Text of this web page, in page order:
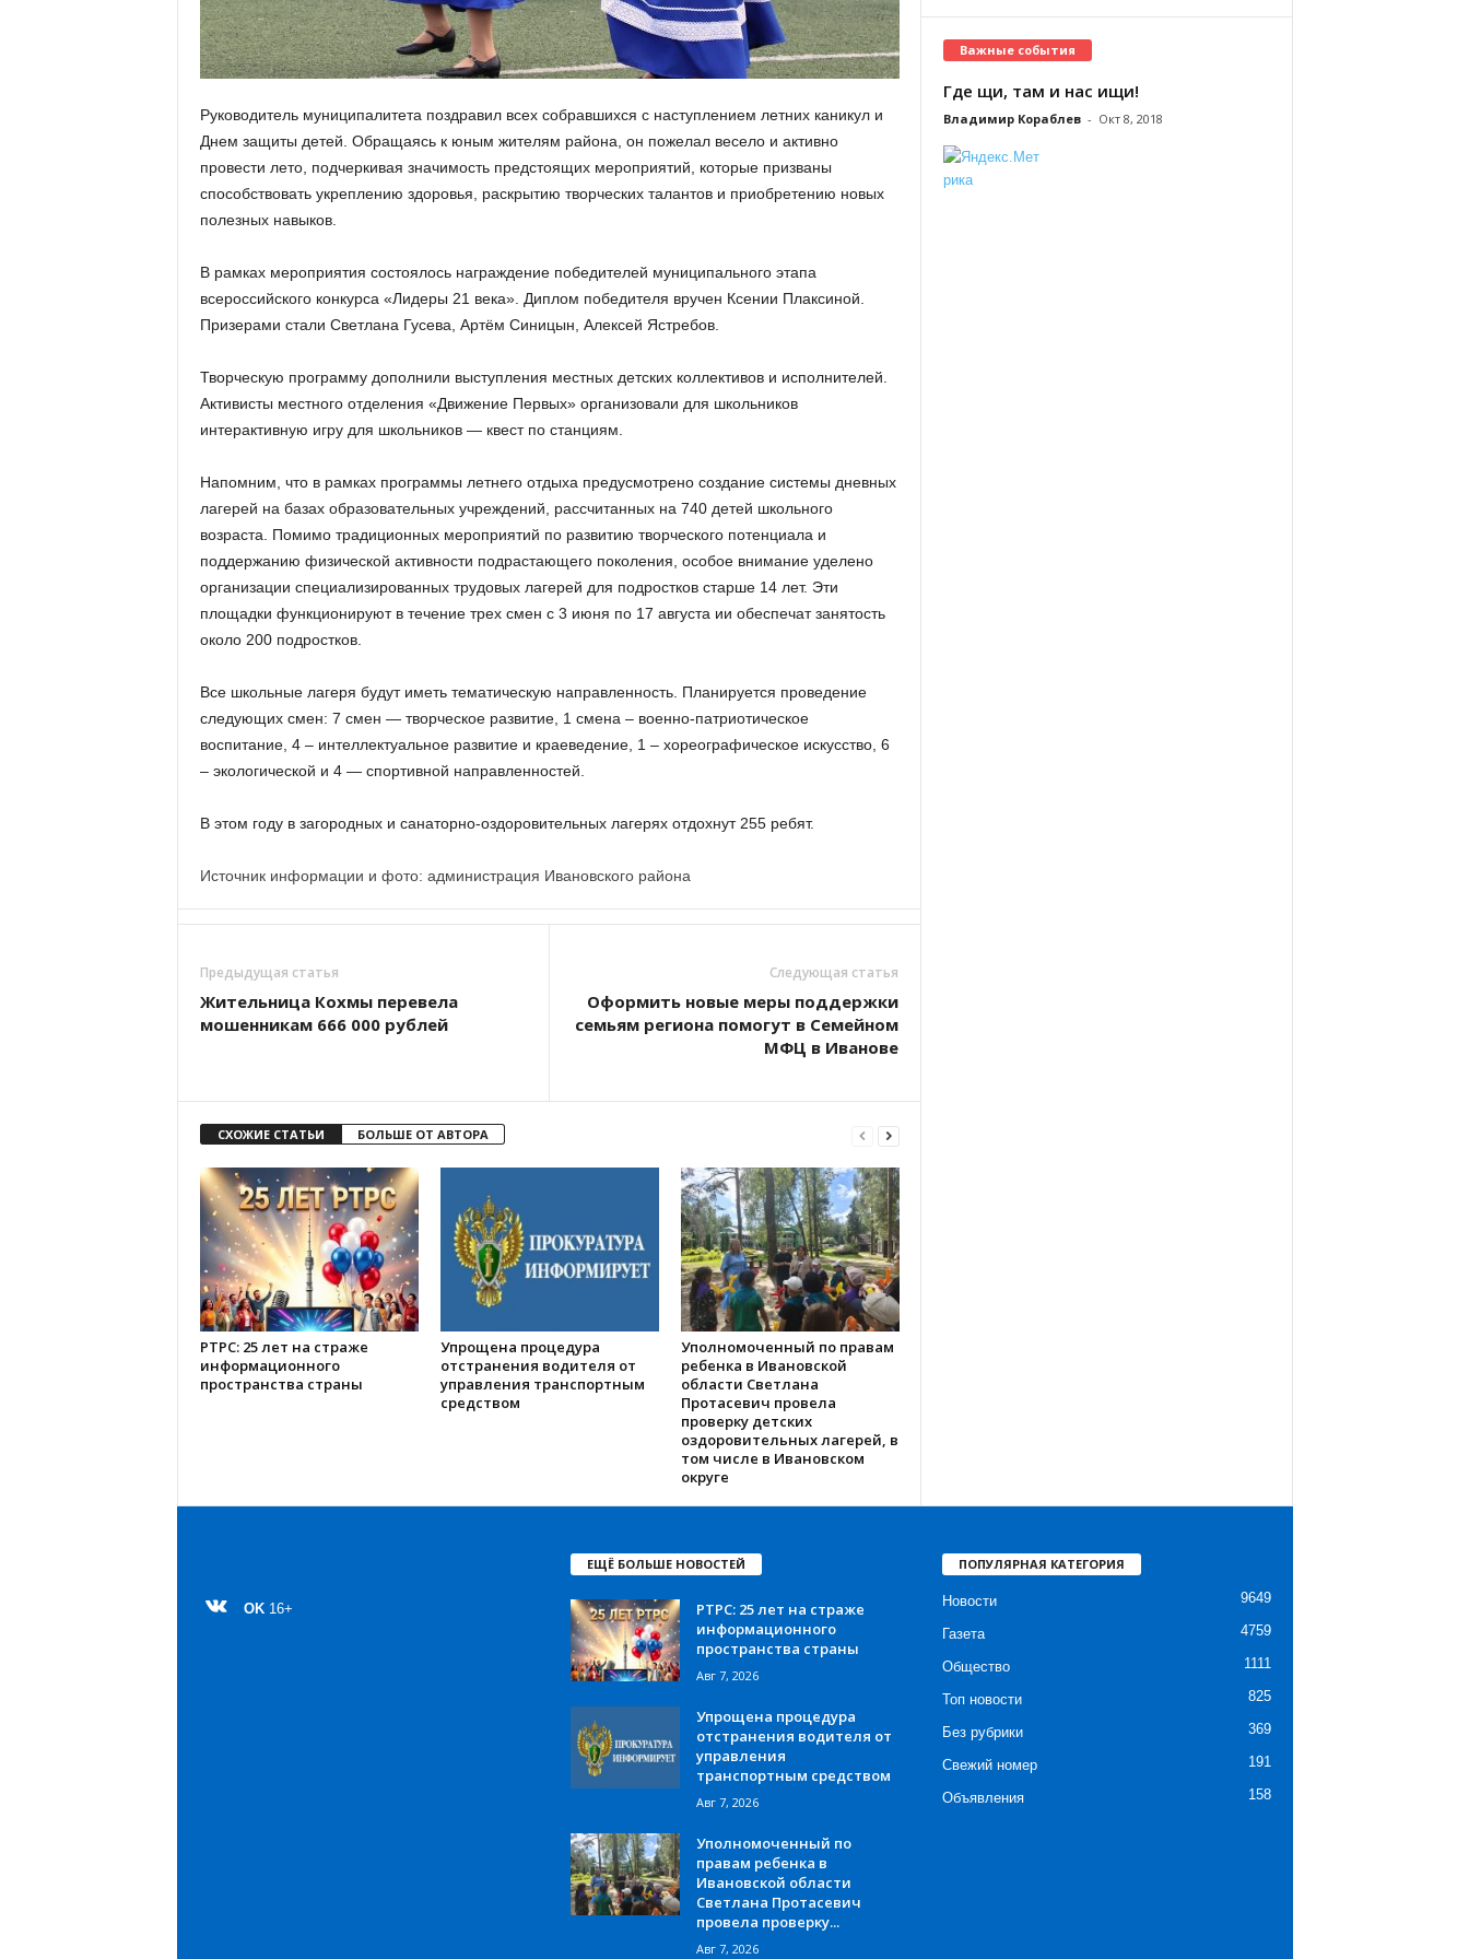
Руководитель муниципалитета поздравил всех собравшихся с наступлением летних каникул и
Днем защиты детей. Обращаясь к юным жителям района, он пожелал весело и активно
провести лето, подчеркивая значимость предстоящих мероприятий, которые призваны
способствовать укреплению здоровья, раскрытию творческих талантов и приобретению новых
полезных навыков.
В рамках мероприятия состоялось награждение победителей муниципального этапа
всероссийского конкурса «Лидеры 21 века». Диплом победителя вручен Ксении Плаксиной.
Призерами стали Светлана Гусева, Артём Синицын, Алексей Ястребов.
Творческую программу дополнили выступления местных детских коллективов и исполнителей.
Активисты местного отделения «Движение Первых» организовали для школьников
интерактивную игру для школьников — квест по станциям.
Напомним, что в рамках программы летнего отдыха предусмотрено создание системы дневных
лагерей на базах образовательных учреждений, рассчитанных на 740 детей школьного
возраста. Помимо традиционных мероприятий по развитию творческого потенциала и
поддержанию физической активности подрастающего поколения, особое внимание уделено
организации специализированных трудовых лагерей для подростков старше 14 лет. Эти
площадки функционируют в течение трех смен с 3 июня по 17 августа ии обеспечат занятость
около 200 подростков.
Все школьные лагеря будут иметь тематическую направленность. Планируется проведение
следующих смен: 7 смен — творческое развитие, 1 смена – военно-патриотическое
воспитание, 4 – интеллектуальное развитие и краеведение, 1 – хореографическое искусство, 6
– экологической и 4 — спортивной направленностей.
В этом году в загородных и санаторно-оздоровительных лагерях отдохнут 255 ребят.
Источник информации и фото: администрация Ивановского района
Предыдущая статья
Жительница Кохмы перевела
мошенникам 666 000 рублей
Следующая статья
Оформить новые меры поддержки
семьям региона помогут в Семейном
МФЦ в Иванове
СХОЖИЕ СТАТЬИ БОЛЬШЕ ОТ АВТОРА
РТРС: 25 лет на страже
информационного
пространства страны
Упрощена процедура
отстранения водителя от
управления транспортным
средством
Уполномоченный по правам
ребенка в Ивановской
области Светлана
Протасевич провела
проверку детских
оздоровительных лагерей, в
том числе в Ивановском
округе
Важные события
Где щи, там и нас ищи!
Владимир Кораблев - Окт 8, 2018
OK 16+
ЕЩЁ БОЛЬШЕ НОВОСТЕЙ
РТРС: 25 лет на страже
информационного
пространства страны
Авг 7, 2026
Упрощена процедура
отстранения водителя от
управления
транспортным средством
Авг 7, 2026
Уполномоченный по
правам ребенка в
Ивановской области
Светлана Протасевич
провела проверку...
Авг 7, 2026
ПОПУЛЯРНАЯ КАТЕГОРИЯ
Новости 9649
Газета 4759
Общество 1111
Топ новости 825
Без рубрики 369
Свежий номер 191
Объявления 158